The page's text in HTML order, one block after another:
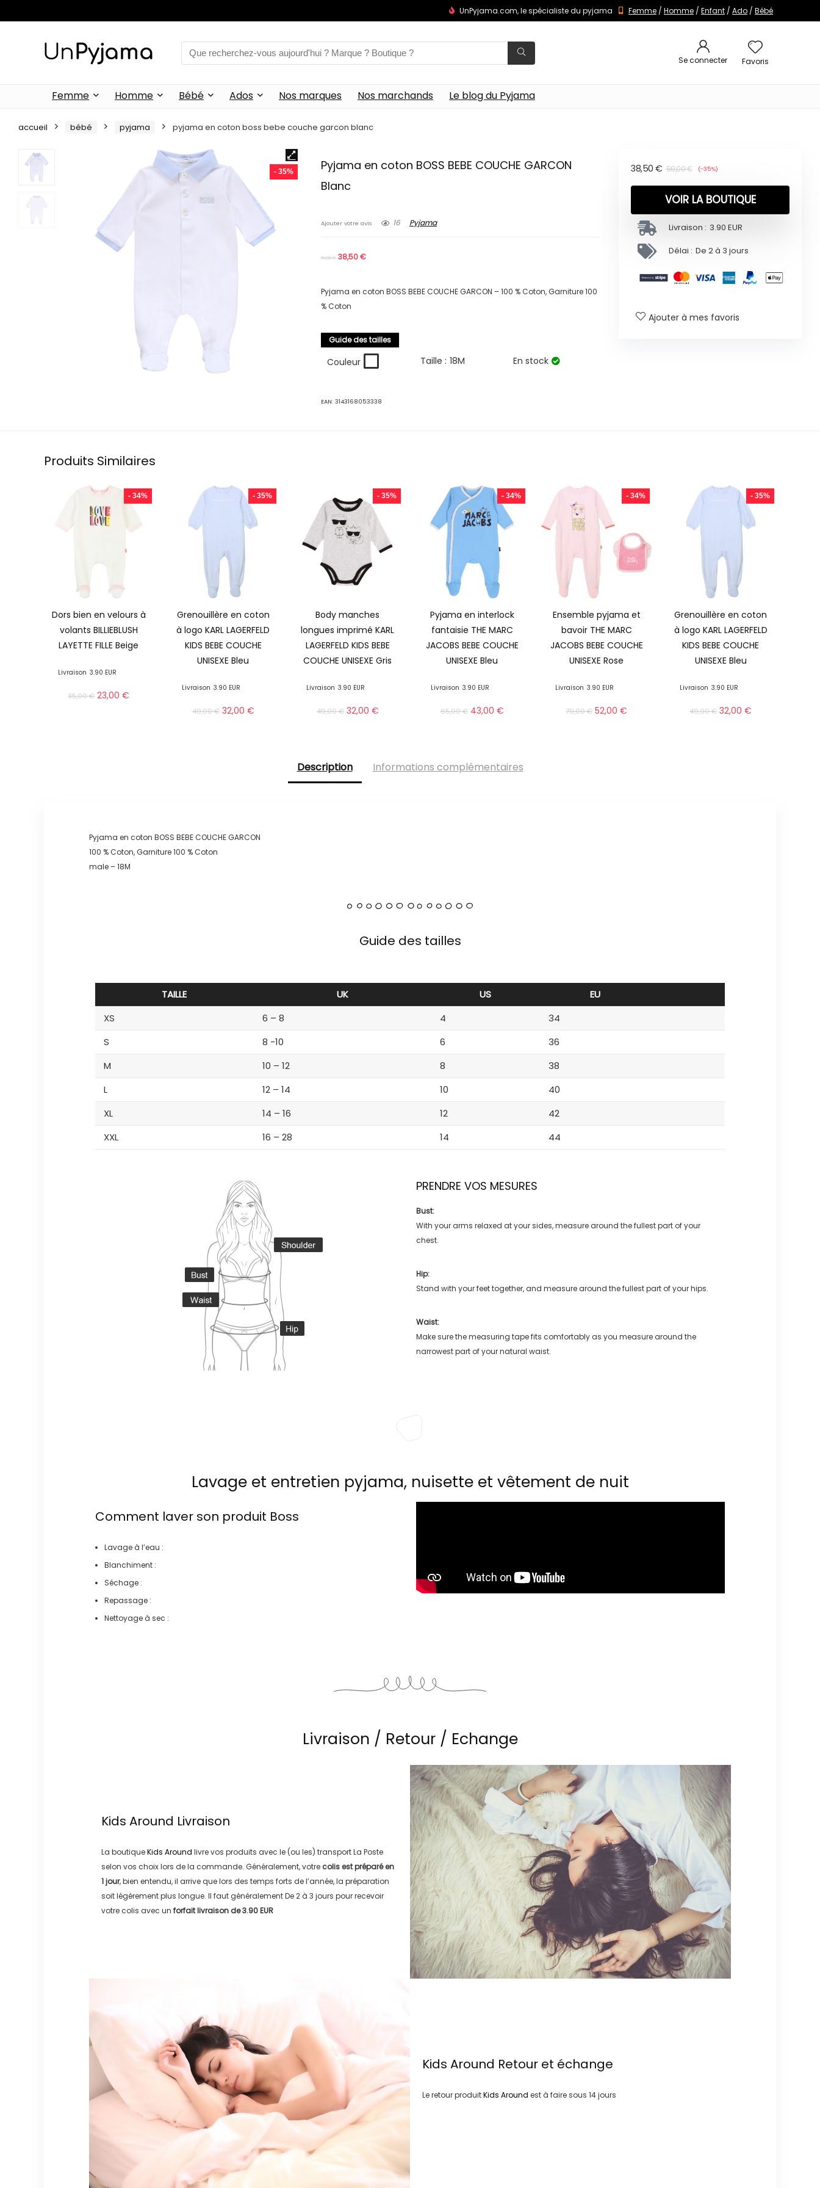
UnPyjama.com, le spécialiste du pyjama Femme / Homme / Enfant / Ado / Bébé
Se connecter Favoris
Femme Homme Bébé Ados Nos marques Nos marchands Le blog du Pyjama
accueil bébé pyjama pyjama en coton boss bebe couche garcon blanc
- 35%
Pyjama en coton BOSS BEBE COUCHE GARCON
Blanc
Ajouter votre avis 16 Pyjama
59,00€ 38,50€
Pyjama en coton BOSS BEBE COUCHE GARCON – 100 % Coton, Garniture 100
% Coton
Guide des tailles
Couleur Taille : 18M En stock
EAN:3143168053338
59,00€
38,50 € (-35%)
VOIR LA BOUTIQUE
Livraison : 3.90 EUR
Délai : De 2 à 3 jours
Ajouter à mes favoris
Produits Similaires
- 34%
Dors bien en velours à
volants BILLIEBLUSH
LAYETTE FILLE Beige
Livraison 3.90 EUR
35,00€ 23,00€
- 35%
Grenouillère en coton
à logo KARL LAGERFELD
KIDS BEBE COUCHE
UNISEXE Bleu
Livraison 3.90 EUR
49,00€ 32,00 €
- 35%
Body manches
longues imprimé KARL
LAGERFELD KIDS BEBE
COUCHE UNISEXE Gris
Livraison 3.90 EUR
49,00€ 32,00 €
- 34%
Pyjama en interlock
fantaisie THE MARC
JACOBS BEBE COUCHE
UNISEXE Bleu
Livraison 3.90 EUR
65,00€ 43,00 €
- 34%
Ensemble pyjama et
bavoir THE MARC
JACOBS BEBE COUCHE
UNISEXE Rose
Livraison 3.90 EUR
79,00€ 52,00€
- 35%
Grenouillère en coton
à logo KARL LAGERFELD
KIDS BEBE COUCHE
UNISEXE Bleu
Livraison 3.90 EUR
49,00€ 32,00€
Description Informations complémentaires
Pyjama en coton BOSS BEBE COUCHE GARCON
100 % Coton, Garniture 100 % Coton
male – 18M
Guide des tailles
TAILLE UK US
EU
XS
6 – 8 4
34
S
8 -10 6
36
M
10 – 12 8
38
L
12 – 14 10
40
XL
14 – 16 12
42
XXL
16 – 28 14 44
PRENDRE VOS MESURES
Bust:
With your arms relaxed at your sides, measure around the fullest part of your
chest.
Hip:
Stand with your feet together, and measure around the fullest part of your hips.
Waist:
Make sure the measuring tape fits comfortably as you measure around the
narrowest part of your natural waist.
Lavage et entretien pyjama, nuisette et vêtement de nuit
Comment laver son produit Boss
Lavage à l’eau :
Blanchiment :
Séchage :
Repassage :
Nettoyage à sec :
Livraison / Retour / Echange
Kids Around Livraison
La boutiqueKids Around livre vos produits avec le (ou les) transportLa Poste
selon vos choix lors de la commande. Généralement, votre colis est préparé en
1 jour, bien entendu, il arrive que lors des temps forts de l’année, la préparation
soit légérement plus longue. Il faut généralementDe 2 à 3 jours pour recevoir
votre colis avec un forfait livraison de3.90 EUR
Kids Around Retour et échange
Le retour produitKids Around est à faire sous 14 jours